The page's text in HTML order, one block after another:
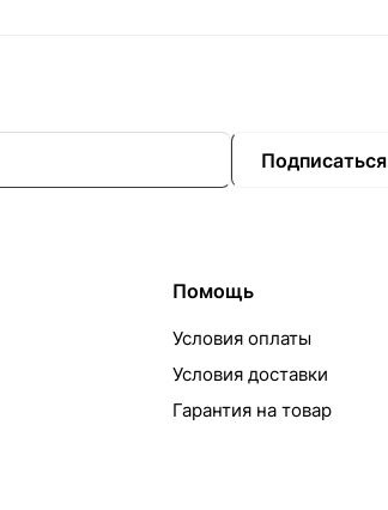
Подписаться
Помощь
Условия оплаты
Условия доставки
Гарантия на товар